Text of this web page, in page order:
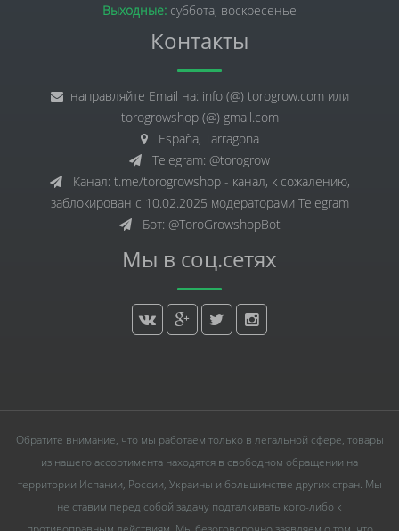
Выходные: суббота, воскресенье
Контакты
направляйте Email на: info (@) torogrow.com или
torogrowshop (@) gmail.com
España, Tarragona
Telegram: @torogrow
Канал: t.me/torogrowshop - канал, к сожалению,
заблокирован с 10.02.2025 модераторами Telegram
Бот: @ToroGrowshopBot
Мы в соц.сетях
Обратите внимание, что мы работаем только в легальной сфере, товары
из нашего ассортимента находятся в свободном обращении на
территории Испании, России, Украины и большинстве других стран. Мы
не ставим перед собой задачу подталкивать кого-либо к